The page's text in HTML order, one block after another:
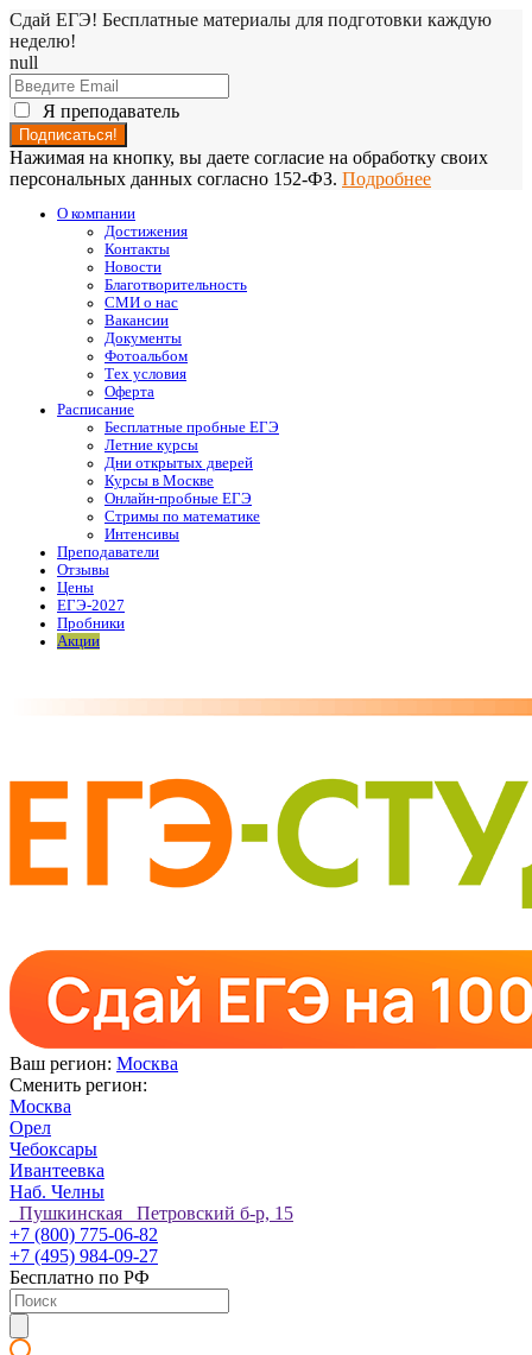
Сдай ЕГЭ! Бесплатные материалы для подготовки каждую
неделю!
null
Я преподаватель
Нажимая на кнопку, вы даете согласие на обработку своих
персональных данных согласно 152-ФЗ. Подробнее
О компании
Достижения
Контакты
Новости
Благотворительность
СМИ о нас
Вакансии
Документы
Фотоальбом
Тех условия
Оферта
Расписание
Бесплатные пробные ЕГЭ
Летние курсы
Дни открытых дверей
Курсы в Москве
Онлайн-пробные ЕГЭ
Стримы по математике
Интенсивы
Преподаватели
Отзывы
Цены
ЕГЭ-2027
Пробники
Акции
Ваш регион: Москва
Сменить регион:
Москва
Орел
Чебоксары
Ивантеевка
Наб. Челны
Пушкинская Петровский б-р, 15
+7 (800) 775-06-82
+7 (495) 984-09-27
Бесплатно по РФ